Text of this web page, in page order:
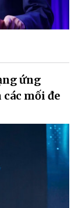
ứng
mối đe